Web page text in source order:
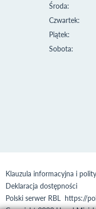
Środa:
Czwartek:
Piątek:
Sobota:
Klauzula informacyjna i
Deklaracja dostępności
Polski serwer RBL https://